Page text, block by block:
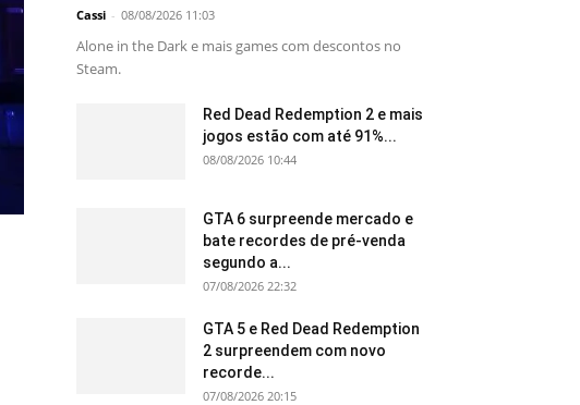
Cassi - 08/08/2026 11:03
Alone in the Dark e mais games com descontos no
Steam.
Red Dead Redemption 2 e mais
jogos estão com até 91%...
08/08/2026 10:44
GTA 6 surpreende mercado e
bate recordes de pré-venda
segundo a...
07/08/2026 22:32
GTA 5 e Red Dead Redemption
2 surpreendem com novo
recorde...
07/08/2026 20:15